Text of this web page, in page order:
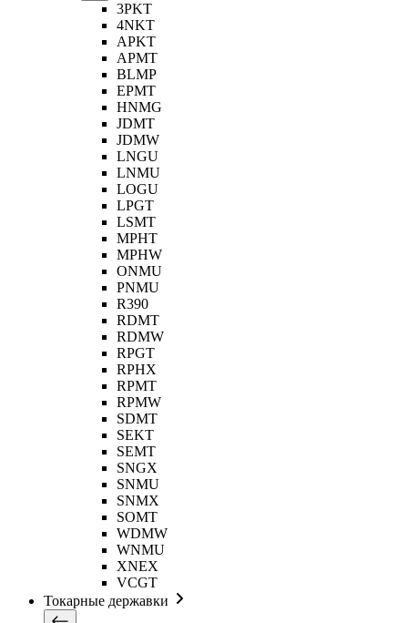
3PKT
4NKT
APKT
APMT
BLMP
EPMT
HNMG
JDMT
JDMW
LNGU
LNMU
LOGU
LPGT
LSMT
MPHT
MPHW
ONMU
PNMU
R390
RDMT
RDMW
RPGT
RPHX
RPMT
RPMW
SDMT
SEKT
SEMT
SNGX
SNMU
SNMX
SOMT
WDMW
WNMU
XNEX
VCGT
Токарные державки